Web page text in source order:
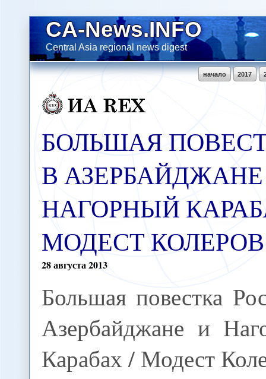
CA-News.INFO
Central Asia regional news digest
2017
начало
БОЛЬШАЯ
В
НАГОРНЫЙ
МОДЕСТ КОЛЕРОВ
28августа2013
Большая повестка
Азербайджане и
Карабах / Модест